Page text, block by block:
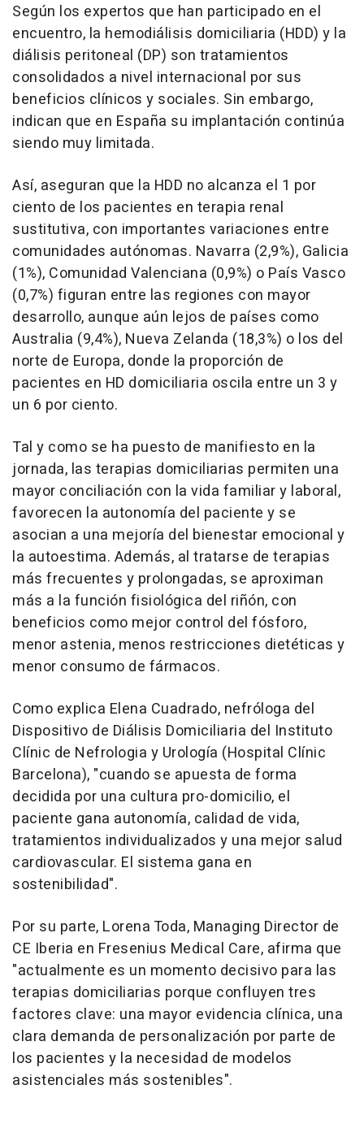
Según los expertos que han participado en el
encuentro, la hemodiálisis domiciliaria (HDD) y la
diálisis peritoneal (DP) son tratamientos
consolidados a nivel internacional por sus
beneficios clínicos y sociales. Sin embargo,
indican que en España su implantación continúa
siendo muy limitada.
Así, aseguran que la HDD no alcanza el 1 por
ciento de los pacientes en terapia renal
sustitutiva, con importantes variaciones entre
comunidades autónomas. Navarra (2,9%), Galicia
(1%), Comunidad Valenciana (0,9%) o País Vasco
(0,7%) figuran entre las regiones con mayor
desarrollo, aunque aún lejos de países como
Australia (9,4%), Nueva Zelanda (18,3%) o los del
norte de Europa, donde la proporción de
pacientes en HD domiciliaria oscila entre un 3 y
un 6 por ciento.
Tal y como se ha puesto de manifiesto en la
jornada, las terapias domiciliarias permiten una
mayor conciliación con la vida familiar y laboral,
favorecen la autonomía del paciente y se
asocian a una mejoría del bienestar emocional y
la autoestima. Además, al tratarse de terapias
más frecuentes y prolongadas, se aproximan
más a la función fisiológica del riñón, con
beneficios como mejor control del fósforo,
menor astenia, menos restricciones dietéticas y
menor consumo de fármacos.
Como explica Elena Cuadrado, nefróloga del
Dispositivo de Diálisis Domiciliaria del Instituto
Clínic de Nefrologia y Urología (Hospital Clínic
Barcelona), "cuando se apuesta de forma
decidida por una cultura pro-domicilio, el
paciente gana autonomía, calidad de vida,
tratamientos individualizados y una mejor salud
cardiovascular. El sistema gana en
sostenibilidad".
Por su parte, Lorena Toda, Managing Director de
CE Iberia en Fresenius Medical Care, afirma que
"actualmente es un momento decisivo para las
terapias domiciliarias porque confluyen tres
factores clave: una mayor evidencia clínica, una
clara demanda de personalización por parte de
los pacientes y la necesidad de modelos
asistenciales más sostenibles".